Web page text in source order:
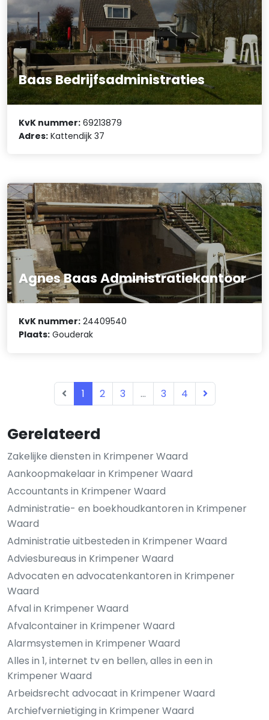
Gerelateerd
Zakelijke diensten in Krimpener Waard
Aankoopmakelaar in Krimpener Waard
Accountants in Krimpener Waard
Administratie- en boekhoudkantoren in Krimpener
Waard
Administratie uitbesteden in Krimpener Waard
Adviesbureaus in Krimpener Waard
Advocaten en advocatenkantoren in Krimpener
Waard
Afval in Krimpener Waard
Afvalcontainer in Krimpener Waard
Alarmsystemen in Krimpener Waard
Alles in 1, internet tv en bellen, alles in een in
Krimpener Waard
Arbeidsrecht advocaat in Krimpener Waard
Archiefvernietiging in Krimpener Waard
Baas Bedrijfsadministraties
KvK nummer: 69213879
Adres: Kattendijk 37
Agnes Baas Administratiekantoor
KvK nummer: 24409540
Plaats: Gouderak
1 2 3 ... 3 4